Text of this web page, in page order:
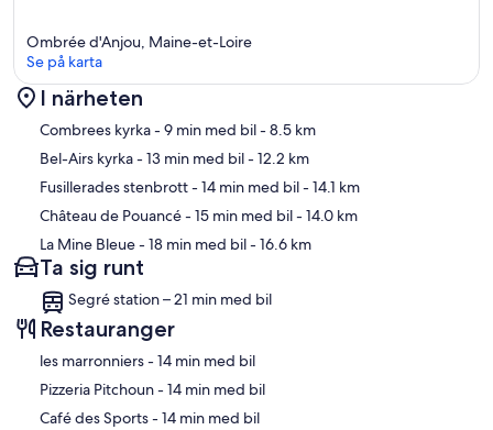
Karta
Ombrée d'Anjou, Maine-et-Loire
Se på karta
I närheten
Combrees kyrka- 9 min med bil- 8.5 km
Bel-Airs kyrka- 13 min med bil- 12.2 km
Fusillerades stenbrott- 14 min med bil- 14.1 km
Château de Pouancé- 15 min med bil- 14.0 km
La Mine Bleue- 18 min med bil- 16.6 km
Ta sig runt
Segré station – 21 min med bil
Restauranger
‪les marronniers - ‬14 min med bil
‪Pizzeria Pitchoun - ‬14 min med bil
‪Café des Sports - ‬14 min med bil